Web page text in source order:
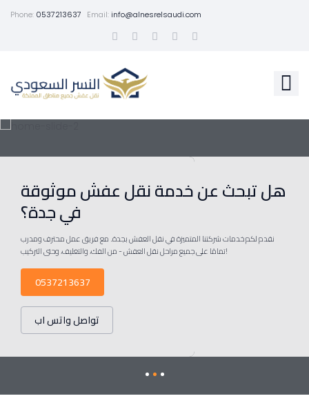
Phone: 0537213637 Email:info@alnesrelsaudi.com
هل تبحث عن خدمة نقل عفش موثوقة
في جدة؟
نقدم لكم خدمات شركتنا المتميزة في نقل العفش بجدة. مع فريق عمل محترف ومدرب
تمامًا على جميع مراحل نقل العفش - من الفك، والتغليف، وحتى التركيب!
0537213637
تواصل واتس اب